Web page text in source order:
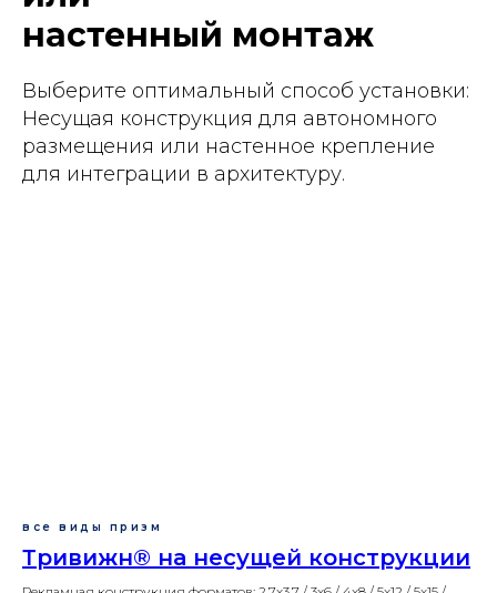
настенный монтаж
Выберите оптимальный способ установки:
Несущая конструкция для автономного
размещения или настенное крепление
для интеграции в архитектуру.
все виды призм
Тривижн® на несущей конструкции